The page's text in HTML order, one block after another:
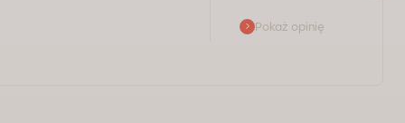
Pokaż opinię